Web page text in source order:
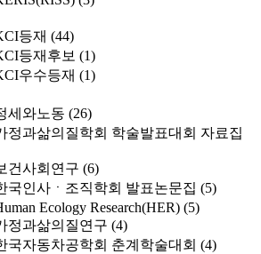
등재 (44)
등재후보 (1)
우수등재 (1)
세와노동 (26)
정과삶의질학회 학술발표대회 자료집
건사회연구 (6)
국인사ㆍ조직학회 발표논문집 (5)
Ecology Research(HER) (5)
정과삶의질연구 (4)
국자동차공학회 춘계학술대회 (4)